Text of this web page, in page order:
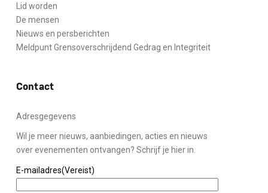
Lid worden
De mensen
Nieuws en persberichten
Meldpunt Grensoverschrijdend Gedrag en Integriteit
Contact
Adresgegevens
Wil je meer nieuws, aanbiedingen, acties en nieuws
over evenementen ontvangen? Schrijf je hier in.
E-mailadres(Vereist)